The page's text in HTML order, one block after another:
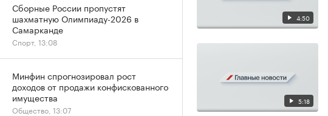
4:50
5:18
Сборные России пропустят
шахматную Олимпиаду-2026 в
Самарканде
Спорт, 13:08
Минфин спрогнозировал рост
доходов от продажи конфискованного
имущества
Общество, 13:07